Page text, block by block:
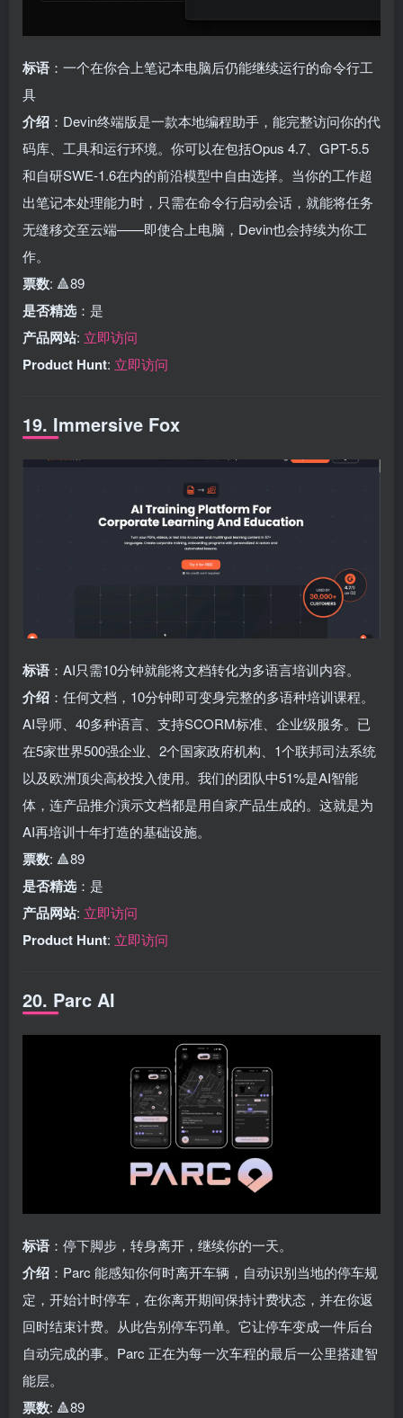
标语 ：一个在你合上笔记本电脑后仍能继续运行的命令行工
具
介绍 ：Devin终端版是一款本地编程助手，能完整访问你的代
码库、工具和运行环境。你可以在包括Opus 4.7、GPT-5.5
和自研SWE-1.6在内的前沿模型中自由选择。当你的工作超
出笔记本处理能力时，只需在命令行启动会话，就能将任务
无缝移交至云端——即使合上电脑，Devin也会持续为你工
作。
票数: 🔺89
是否精选 ：是
产品网站: 立即访问
Product Hunt: 立即访问
19. Immersive Fox
标语 ：AI只需10分钟就能将文档转化为多语言培训内容。
介绍 ：任何文档，10分钟即可变身完整的多语种培训课程。
AI导师、40多种语言、支持SCORM标准、企业级服务。已
在5家世界500强企业、2个国家政府机构、1个联邦司法系统
以及欧洲顶尖高校投入使用。我们的团队中51%是AI智能
体，连产品推介演示文档都是用自家产品生成的。这就是为
AI再培训十年打造的基础设施。
票数: 🔺89
是否精选 ：是
产品网站: 立即访问
Product Hunt: 立即访问
20. Parc AI
标语 ：停下脚步，转身离开，继续你的一天。
介绍 ：Parc 能感知你何时离开车辆，自动识别当地的停车规
定，开始计时停车，在你离开期间保持计费状态，并在你返
回时结束计费。从此告别停车罚单。它让停车变成一件后台
自动完成的事。Parc 正在为每一次车程的最后一公里搭建智
能层。
票数: 🔺89